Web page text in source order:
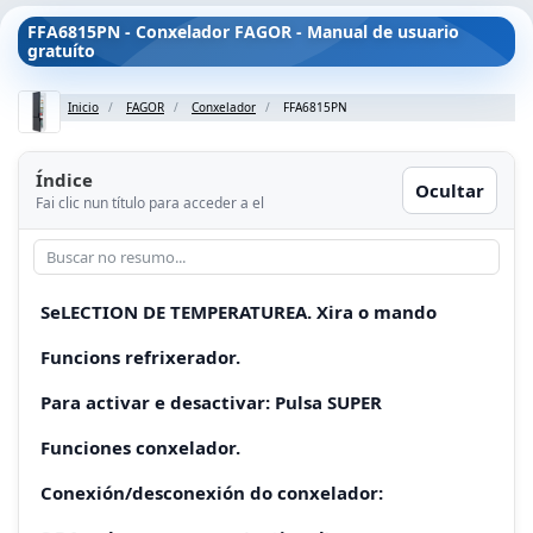
FFA6815PN - Conxelador FAGOR - Manual de usuario
gratuíto
Inicio FAGOR Conxelador FFA6815PN
Índice
Fai clic nun título para acceder a el
Ocultar
SeLECTION DE TEMPERATUREA. Xira o mando
Funcions refrixerador.
Para activar e desactivar: Pulsa SUPER
Funciones conxelador.
Conexión/desconexión do conxelador: